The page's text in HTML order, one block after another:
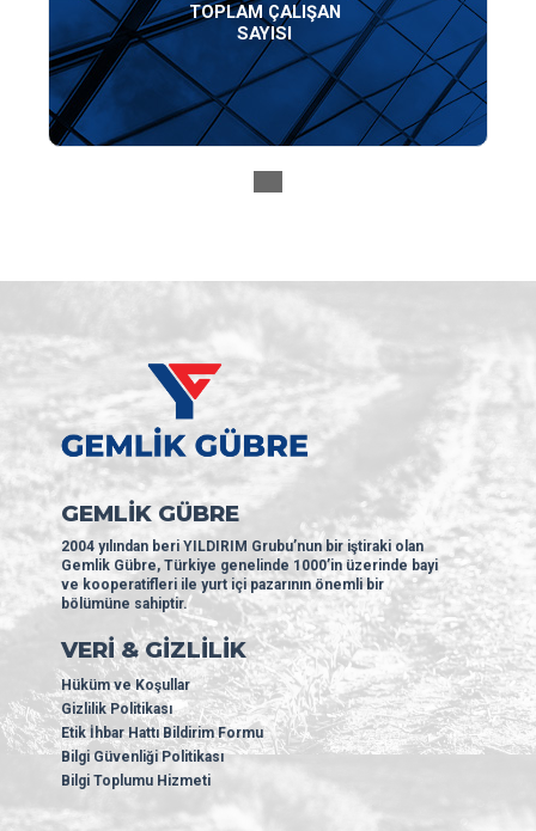
TOPLAM ÇALIŞAN
SAYISI
GEMLİK GÜBRE
2004 yılından beri YILDIRIM Grubu’nun bir iştiraki olan
Gemlik Gübre, Türkiye genelinde 1000’in üzerinde bayi
ve kooperatifleri ile yurt içi pazarının önemli bir
bölümüne sahiptir.
VERİ & GİZLİLİK
Hüküm ve Koşullar
Gizlilik Politikası
Etik İhbar Hattı Bildirim Formu
Bilgi Güvenliği Politikası
Bilgi Toplumu Hizmeti